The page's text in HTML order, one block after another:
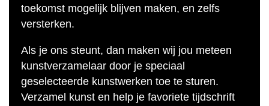
toekomst mogelijk blijven maken, en zelfs
versterken.
Als je ons steunt, dan maken wij jou meteen
kunstverzamelaar door je speciaal
geselecteerde kunstwerken toe te sturen.
Verzamel kunst en help je favoriete tijdschrift